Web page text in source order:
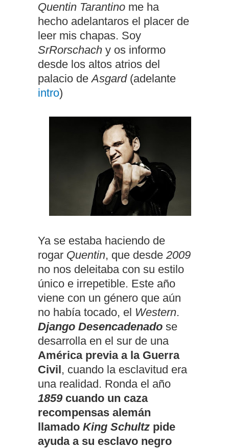
Quentin Tarantino me ha
hecho adelantaros el placer de
leer mis chapas. Soy
SrRorschach y os informo
desde los altos atrios del
palacio deAsgard(adelante
intro)
Ya se estaba haciendo de
rogar Quentin, que desde 2009
no nos deleitaba con su estilo
único e irrepetible. Este año
viene con un género que aún
no había tocado, el Western.
Django Desencadenado se
desarrolla en el sur de una
América previa a la Guerra
Civil, cuando la esclavitud era
una realidad. Ronda el año
1859 cuando un caza
recompensas alemán
llamado King Schultz pide
ayuda a su esclavo negro